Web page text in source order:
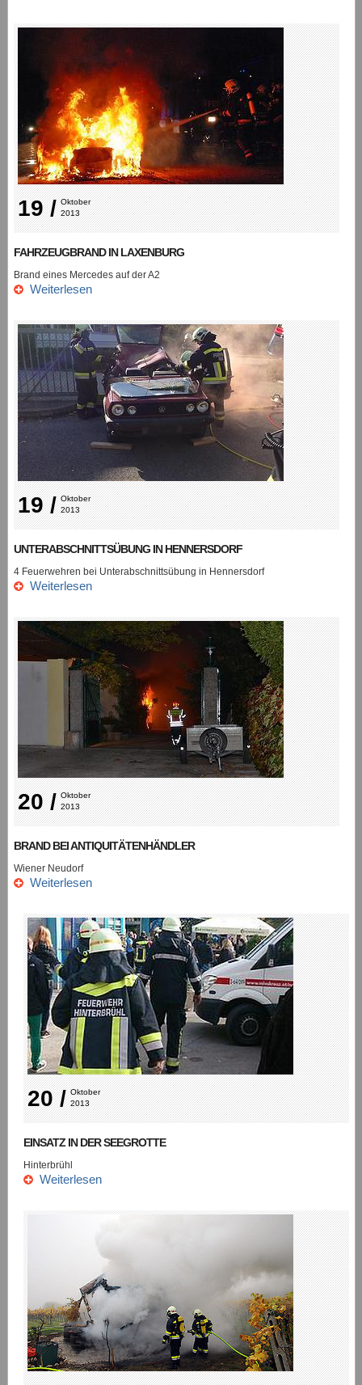
19 / Oktober
2013
FAHRZEUGBRAND IN LAXENBURG
Brand eines Mercedes auf der A2
Weiterlesen
19 / Oktober
2013
UNTERABSCHNITTSÜBUNG IN HENNERSDORF
4 Feuerwehren bei Unterabschnittsübung in Hennersdorf
Weiterlesen
20 / Oktober
2013
BRAND BEI ANTIQUITÄTENHÄNDLER
Wiener Neudorf
Weiterlesen
20 / Oktober
2013
EINSATZ IN DER SEEGROTTE
Hinterbrühl
Weiterlesen